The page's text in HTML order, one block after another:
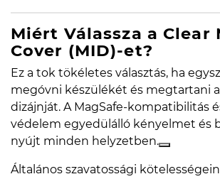
Miért Válassza a Clear
Cover (MID)-et?
Ez a tok tökéletes választás, ha
megóvni készülékét és megtartani
dizájnját. A MagSafe-kompatibilitás
védelem egyedülálló kényelmet és
nyújt minden helyzetben.
Általános szavatossági